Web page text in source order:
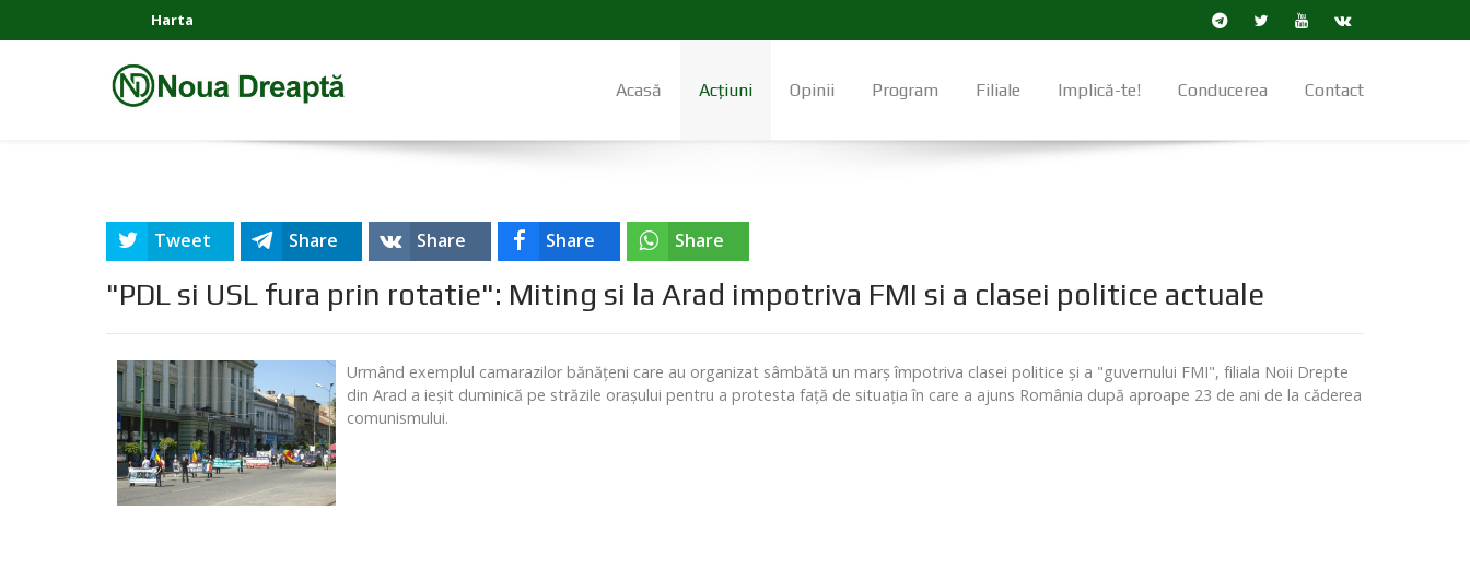
Harta
Acasă Acțiuni Opinii Program Filiale Implică-te! Conducerea Contact
Tweet Share Share Share Share
"PDL si USL fura prin rotatie": Miting si la Arad impotriva FMI si a clasei politice actuale
Urmând exemplul camarazilor bănăţeni care au organizat sâmbătă un marş împotriva clasei politice şi a "guvernului FMI", filiala Noii Drepte
din Arad a ieşit duminică pe străzile oraşului pentru a protesta faţă de situaţia în care a ajuns România după aproape 23 de ani de la căderea
comunismului.